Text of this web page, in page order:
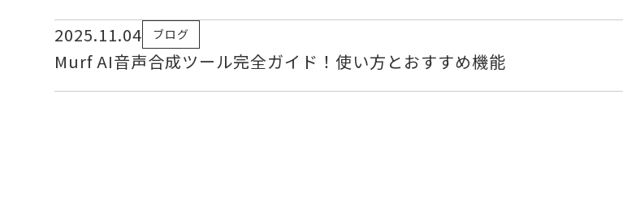
2025.11.04
ブログ
Murf AI音声合成ツール完全ガイド！使い方とおすすめ機能